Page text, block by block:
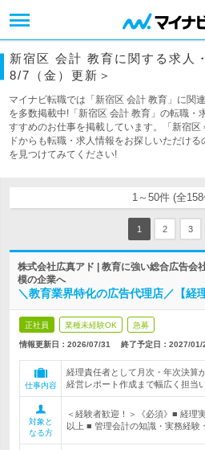
新宿区 会計 教育に関する求人
8/7（金）更新＞
マイナビ転職では「新宿区 会計 教育」に関
を多数掲載中!「新宿区 会計 教育」の転職・
すすめのお仕事を掲載しています。「新宿
ドからも転職・求人情報をお探しいただけ
を見つけてみてください!
1～50件 (全
1 2 3
株式会社広真アド | 教育に強い総合広告
模の企業へ
＼教育業界特化の広告代理店／【
正社員 業種未経験OK 急募
情報更新日：2026/07/31 終了予定日： 2027/01/
仕事内容
経理責任者として月次・年次決算
経営レポート作成まで幅広く担当
対象と
なる方
＜経験者歓迎！＞《必須》■ 経理
以上 ■ 管理会計の知識・実務経験